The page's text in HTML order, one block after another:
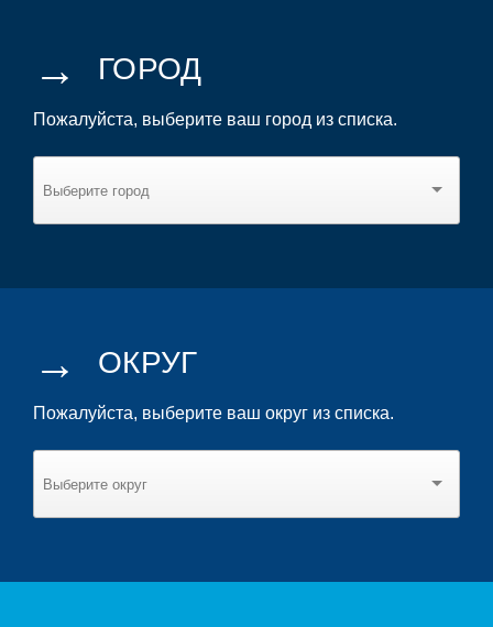
→ ГОРОД
Пожалуйста, выберите ваш город из списка.
→ ОКРУГ
Пожалуйста, выберите ваш округ из списка.